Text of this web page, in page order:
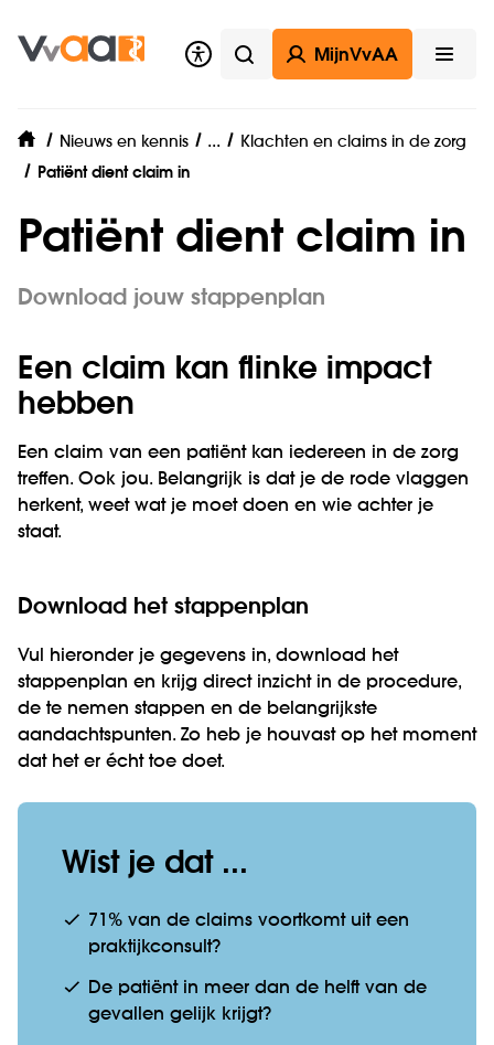
Zoeken
MijnVvAA
home
Nieuws en kennis ... Ledenthema
Klachten en claims in de zorg
Patiënt dient claim in
Patiënt dient claim in
Download jouw stappenplan
Een claim kan flinke impact
hebben
Een claim van een patiënt kan iedereen in de zorg
treffen. Ook jou. Belangrijk is dat je de rode vlaggen
herkent, weet wat je moet doen en wie achter je
staat.
Download het stappenplan
Vul hieronder je gegevens in, download het
stappenplan en krijg direct inzicht in de procedure,
de te nemen stappen en de belangrijkste
aandachtspunten. Zo heb je houvast op het moment
dat het er écht toe doet.
Wist je dat ...
71% van de claims voortkomt uit een
praktijkconsult?
De patiënt in meer dan de helft van de
gevallen gelijk krijgt?